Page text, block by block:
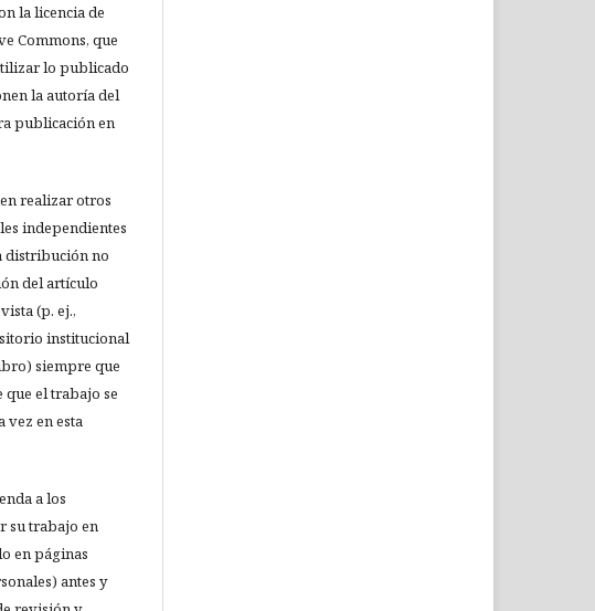
la licencia de
Commons, que
lo publicado
la autoría del
publicación en
realizar otros
independientes
distribución no
del artículo
(p. ej.,
institucional
siempre que
el trabajo se
en esta
a los
su trabajo en
en páginas
antes y